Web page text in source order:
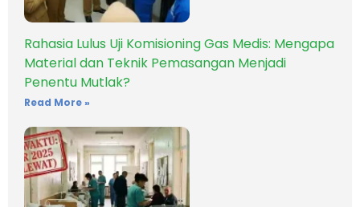
Rahasia Lulus Uji Komisioning Gas Medis: Mengapa
Material dan Teknik Pemasangan Menjadi
Penentu Mutlak?
Read More »